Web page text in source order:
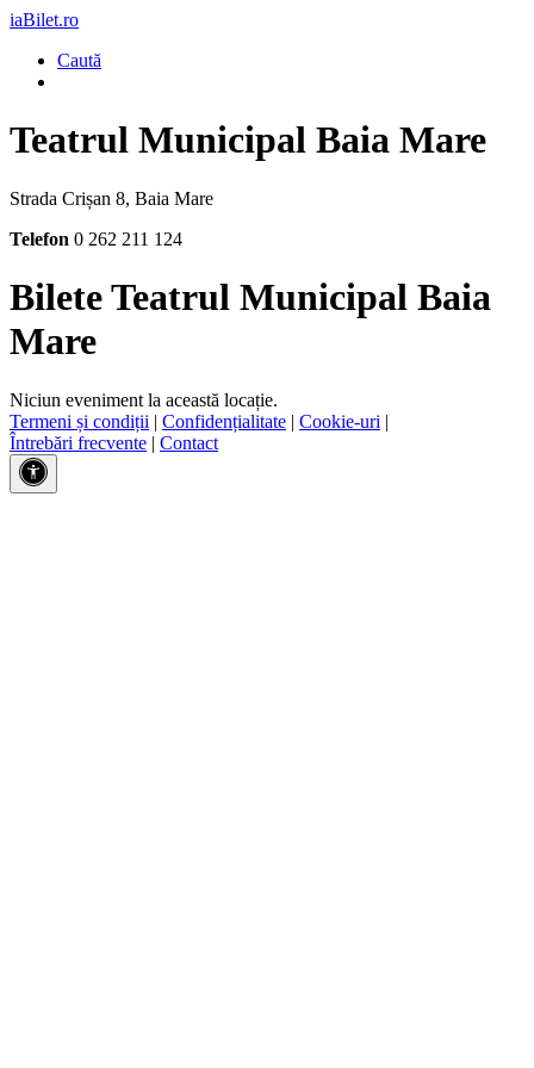
iaBilet.ro
Caută
Teatrul Municipal Baia Mare
Strada Crișan 8, Baia Mare
Telefon 0 262 211 124
Bilete Teatrul Municipal Baia
Mare
Niciun eveniment la această locație.
Termeni și condiții | Confidențialitate | Cookie-uri |
Întrebări frecvente | Contact